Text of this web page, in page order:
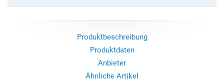
Produktbeschreibung
Produktdaten
Anbieter
Ähnliche Artikel